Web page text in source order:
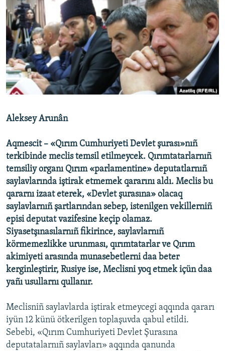
BLOGLAR
FİKİR
Русский
Українською
RFE/RS bütün saytları
Aleksey Arunân
Aqmescit – «Qırım Cumhuriyeti Devlet şurası»nıñ
terkibinde meclis temsil etilmeycek. Qırımtatarlarnıñ
temsiliy organı Qırım «parlamentine» deputatlarnıñ
saylavlarında iştirak etmemek qararını aldı. Meclis bu
qararnı izaat eterek, «Devlet şurasına» olacaq
saylavlarnıñ şartlarından sebep, istenilgen vekillerniñ
episi deputat vazifesine keçip olamaz.
Siyasetşınasılarnıñ fikirince, saylavlarnıñ
körmemezlikke urunması, qırımtatarlar ve Qırım
akimiyeti arasında munasebetlerni daa beter
kerginleştirir, Rusiye ise, Meclisni yoq etmek içün daa
yañı usullarnı qullanır.
Meclisniñ saylavlarda iştirak etmeycegi aqqında qararı
iyün 12 künü ötkerilgen toplaşuvda qabul etildi.
Sebebi, «Qırım Cumhuriyeti Devlet Şurasına
deputatalarnıñ saylavları» aqqında qanunda